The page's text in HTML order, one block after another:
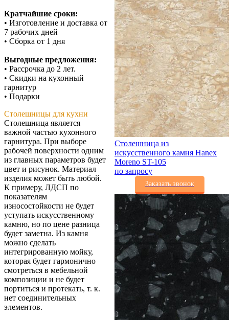
Кратчайшие сроки:
• Изготовление и доставка от
7 рабочих дней
• Сборка от 1 дня
Выгодные предложения:
• Рассрочка до 2 лет.
• Скидки на кухонный
гарнитур
• Подарки
Столешницы для кухни
Столешница является
важной частью кухонного
гарнитура. При выборе
рабочей поверхности одним
из главных параметров будет
цвет и рисунок. Материал
изделия может быть любой.
К примеру, ЛДСП по
показателям
износостойкости не будет
уступать искусственному
камню, но по цене разница
будет заметна. Из камня
можно сделать
интегрированную мойку,
которая будет гармонично
смотреться в мебельной
композиции и не будет
портиться и протекать, т. к.
нет соединительных
элементов.
Столешница из
искусственного камня Hanex
Moreno ST-105
по запросу
Заказать звонок